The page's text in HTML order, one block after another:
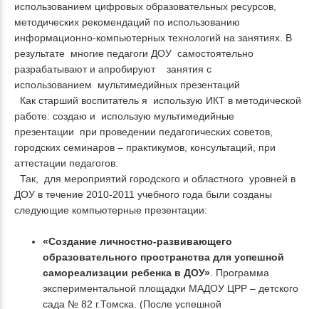
использованием цифровых образовательных ресурсов,
методических рекомендаций по использованию
информационно-компьютерных технологий на занятиях. В
результате многие педагоги ДОУ самостоятельно
разрабатывают и апробируют занятия с
использованием мультимедийных презентаций
Как старший воспитатель я использую ИКТ в методической
работе: создаю и использую мультимедийные
презентации при проведении педагогических советов,
городских семинаров – практикумов, консультаций, при
аттестации педагогов.
Так, для мероприятий городского и областного уровней в
ДОУ в течение 2010-2011 учебного года были созданы
следующие компьютерные презентации:
«Создание личностно-развивающего
образовательного пространства для успешной
самореализации ребенка в ДОУ» . Программа
экспериментальной площадки МАДОУ ЦРР – детского
сада № 82 г.Томска. (После успешной